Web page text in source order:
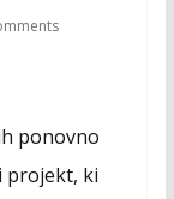
ponovno
projekt, ki